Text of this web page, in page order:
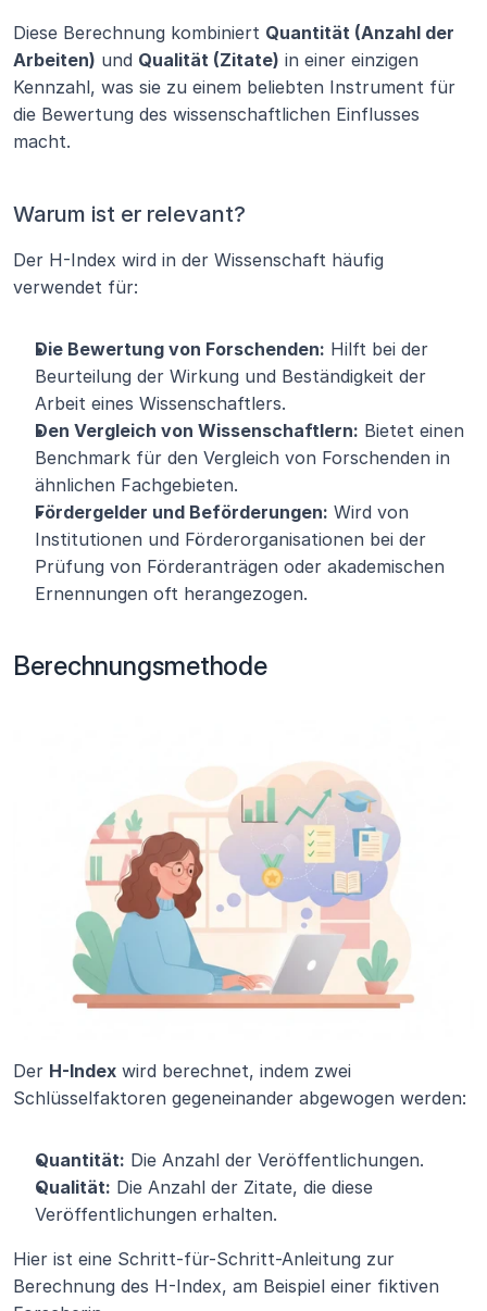
Diese Berechnung kombiniert Quantität (Anzahl der
Arbeiten) und Qualität (Zitate) in einer einzigen
Kennzahl, was sie zu einem beliebten Instrument für
die Bewertung des wissenschaftlichen Einflusses
macht.
Warum ist er relevant?
Der H-Index wird in der Wissenschaft häufig
verwendet für:
Die Bewertung von Forschenden: Hilft bei der
Beurteilung der Wirkung und Beständigkeit der
Arbeit eines Wissenschaftlers.
Den Vergleich von Wissenschaftlern: Bietet einen
Benchmark für den Vergleich von Forschenden in
ähnlichen Fachgebieten.
Fördergelder und Beförderungen: Wird von
Institutionen und Förderorganisationen bei der
Prüfung von Förderanträgen oder akademischen
Ernennungen oft herangezogen.
Berechnungsmethode
Der H-Index wird berechnet, indem zwei
Schlüsselfaktoren gegeneinander abgewogen werden:
Quantität: Die Anzahl der Veröffentlichungen.
Qualität: Die Anzahl der Zitate, die diese
Veröffentlichungen erhalten.
Hier ist eine Schritt-für-Schritt-Anleitung zur
Berechnung des H-Index, am Beispiel einer fiktiven